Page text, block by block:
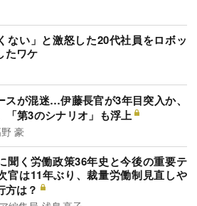
ない」と激怒した20代社員をロボッ
たワケ
が混迷…伊藤長官が3年目突入か、
「第3のシナリオ」も浮上
豪
聞く労働政策36年史と今後の重要テ
は11年ぶり、裁量労働制見直しや
方は？